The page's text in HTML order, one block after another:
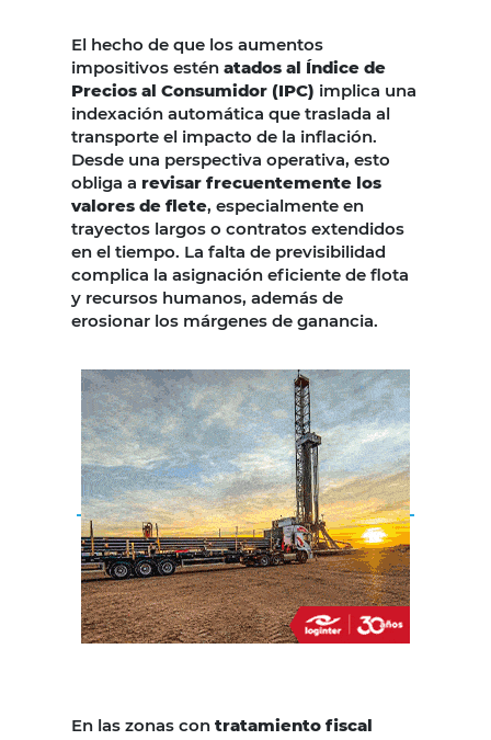
El hecho de que los aumentos
impositivos estén atados al Índice de
Precios al Consumidor (IPC) implica una
indexación automática que traslada al
transporte el impacto de la inflación.
Desde una perspectiva operativa, esto
obliga a revisar frecuentemente los
valores de flete, especialmente en
trayectos largos o contratos extendidos
en el tiempo. La falta de previsibilidad
complica la asignación eficiente de flota
y recursos humanos, además de
erosionar los márgenes de ganancia.
En las zonas con tratamiento fiscal